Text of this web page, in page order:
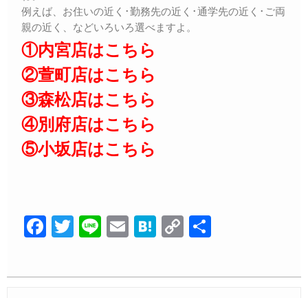
例えば、お住いの近く･勤務先の近く･通学先の近く･ご両
親の近く、などいろいろ選べますよ。
①内宮店はこちら
②萱町店はこちら
③森松店はこちら
④別府店はこちら
⑤小坂店はこちら
F
c
T
tt
Li
e
E
ail
H
e
C
p